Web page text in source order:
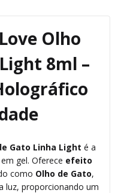
Olho
8ml –
Gato Linha Light é a
gel. Oferece efeito
como Olho de Gato,
luz, proporcionando um